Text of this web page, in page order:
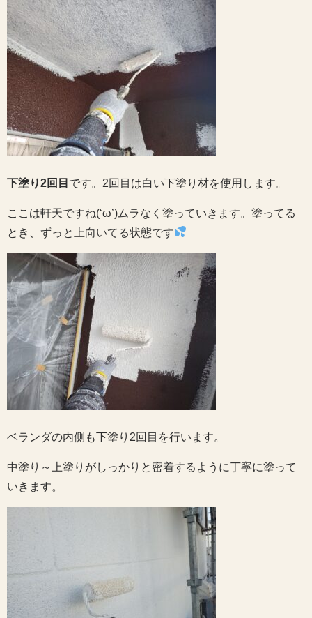
下塗り2回目 です。2回目は白い下塗り材を使用します。
ここは軒天ですね(‘ω’)ムラなく塗っていきます。塗ってる
とき、ずっと上向いてる状態です
ベランダの内側も下塗り2回目を行います。
中塗り～上塗りがしっかりと密着するように丁寧に塗って
いきます。